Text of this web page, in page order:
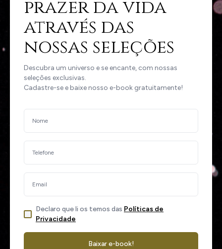
prazer da vida
através das
nossas seleções
Descubra um universo e se encante, com nossas
seleções exclusivas.
Cadastre-se e baixe nosso e-book gratuitamente!
Declaro que li os temos das Políticas de
Privacidade
Baixar e-book!